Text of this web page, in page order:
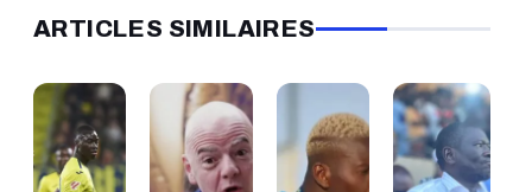
ARTICLES SIMILAIRES